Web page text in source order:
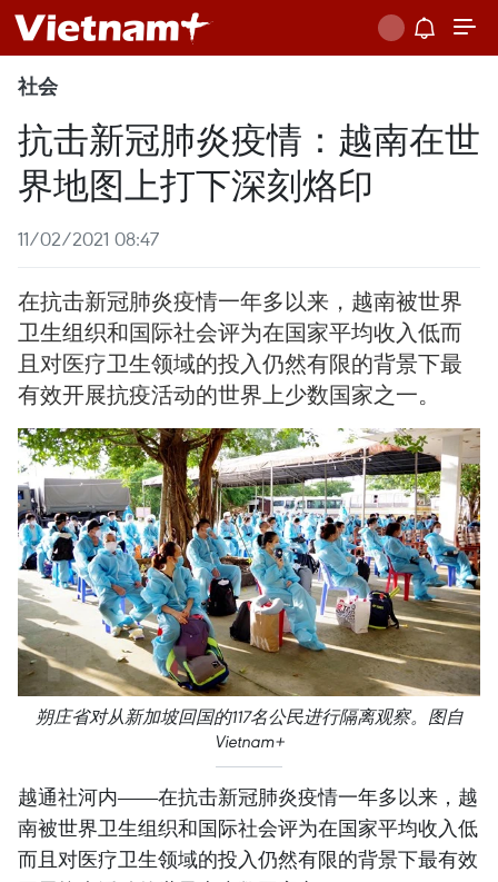
社会
抗击新冠肺炎疫情：越南在世
界地图上打下深刻烙印
11/02/2021 08:47
在抗击新冠肺炎疫情一年多以来，越南被世界
卫生组织和国际社会评为在国家平均收入低而
且对医疗卫生领域的投入仍然有限的背景下最
有效开展抗疫活动的世界上少数国家之一。
朔庄省对从新加坡回国的117名公民进行隔离观察。图自
Vietnam+
越通社河内——在抗击新冠肺炎疫情一年多以来，越
南被世界卫生组织和国际社会评为在国家平均收入低
而且对医疗卫生领域的投入仍然有限的背景下最有效